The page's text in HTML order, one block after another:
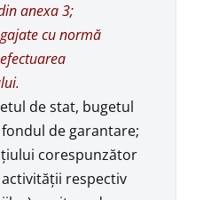
anexa 3;
cu normă
de stat, bugetul
de garantare;
corespunzător
respectiv